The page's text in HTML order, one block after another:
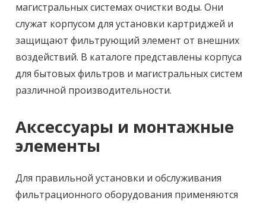
магистральных системах очистки воды. Они
служат корпусом для установки картриджей и
защищают фильтрующий элемент от внешних
воздействий. В каталоге представлены корпуса
для бытовых фильтров и магистральных систем
различной производительности.
Аксессуары и монтажные
элементы
Для правильной установки и обслуживания
фильтрационного оборудования применяются